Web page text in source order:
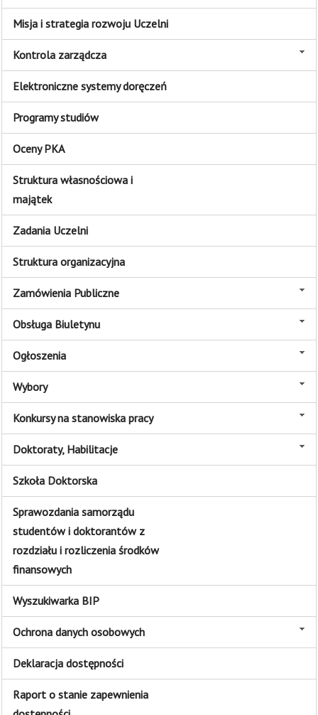
Misja i strategia rozwoju Uczelni
Kontrola zarządcza
Elektroniczne systemy doręczeń
Programy studiów
Oceny PKA
Struktura własnościowa i
majątek
Zadania Uczelni
Struktura organizacyjna
Zamówienia Publiczne
Obsługa Biuletynu
Ogłoszenia
Wybory
Konkursy na stanowiska pracy
Doktoraty, Habilitacje
Szkoła Doktorska
Sprawozdania samorządu
studentów i doktorantów z
rozdziału i rozliczenia środków
finansowych
Wyszukiwarka BIP
Ochrona danych osobowych
Deklaracja dostępności
Raport o stanie zapewnienia